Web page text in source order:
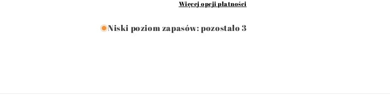
Więcej opcji płatności
Niski poziom zapasów: pozostało 3